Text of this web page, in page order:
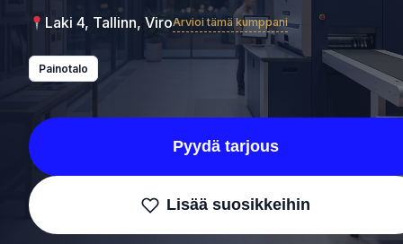
Laki 4, Tallinn, ViroArvioi tämä kumppani
Painotalo
Pyydä tarjous
Lisää suosikkeihin